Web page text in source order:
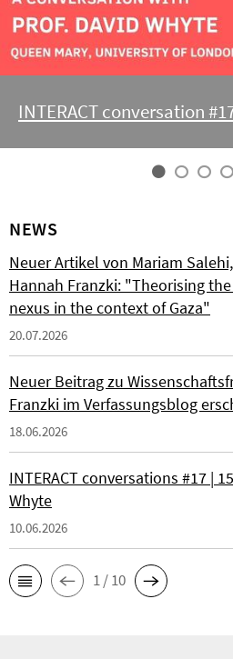
INTERACT conversation
NEWS
Neuer Artikel von Mariam
Hannah Franzki: "Theorising
nexus in the context of Gaza"
20.07.2026
Neuer Beitrag zu
Franzki im Verfassungsblog
18.06.2026
INTERACT conversations #17 |
Whyte
10.06.2026
1 / 10